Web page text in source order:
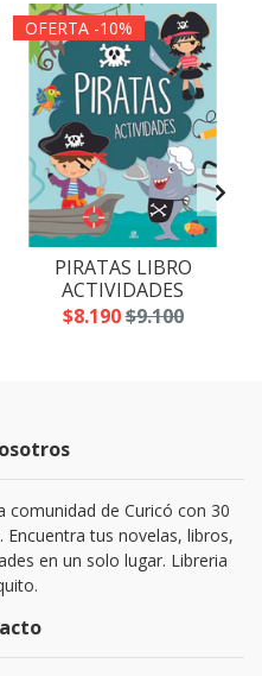
OFERTA -10%
PIRATAS LIBRO
ACTIVIDADES
$8.190$9.100
comunidad de Curicó con 30
tus novelas, libros,
en un solo lugar. Libreria